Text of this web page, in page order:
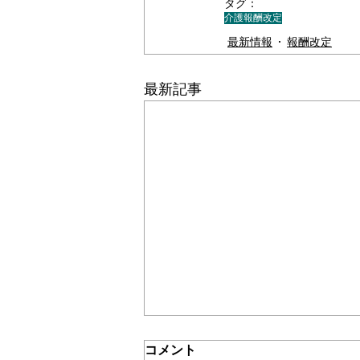
＊＊機関誌「ホームヘルパー」2024
タグ：
介護報酬改定
最新情報 報酬改定
最新記事
介護保険最新情報
コメント